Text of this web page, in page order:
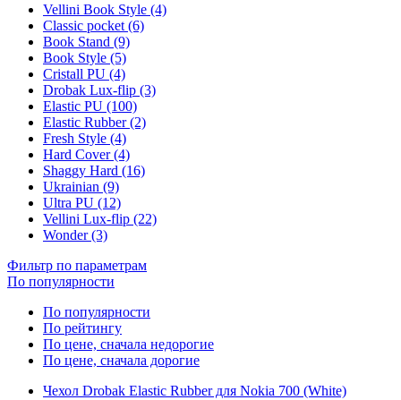
Vellini Book Style (4)
Classic pocket (6)
Book Stand (9)
Book Style (5)
Cristall PU (4)
Drobak Lux-flip (3)
Elastic PU (100)
Elastic Rubber (2)
Fresh Style (4)
Hard Cover (4)
Shaggy Hard (16)
Ukrainian (9)
Ultra PU (12)
Vellini Lux-flip (22)
Wonder (3)
Фильтр по параметрам
По популярности
По популярности
По рейтингу
По цене, сначала недорогие
По цене, сначала дорогие
Чехол Drobak Elastic Rubber для Nokia 700 (White)